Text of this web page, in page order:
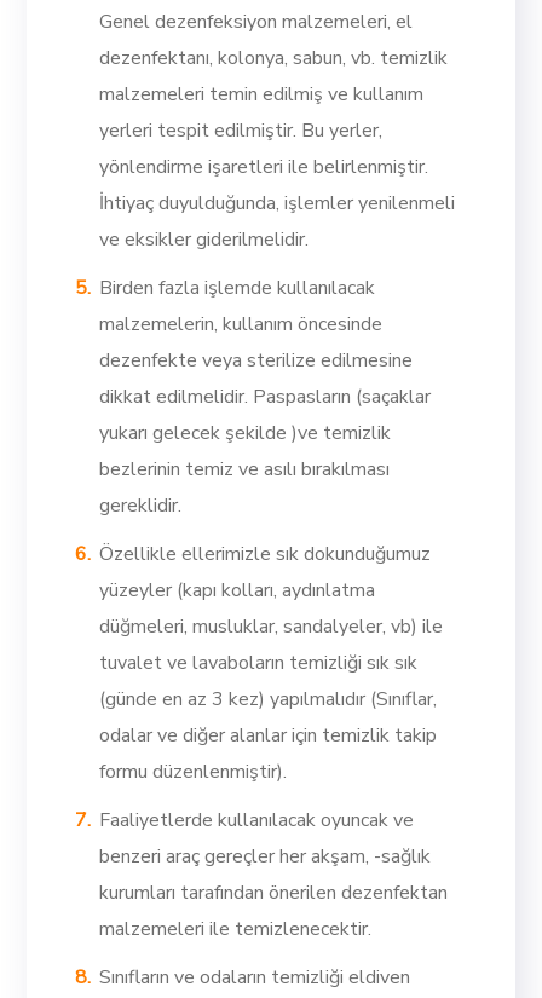
Genel dezenfeksiyon malzemeleri, el
dezenfektanı, kolonya, sabun, vb. temizlik
malzemeleri temin edilmiş ve kullanım
yerleri tespit edilmiştir. Bu yerler,
yönlendirme işaretleri ile belirlenmiştir.
İhtiyaç duyulduğunda, işlemler yenilenmeli
ve eksikler giderilmelidir.
Birden fazla işlemde kullanılacak
malzemelerin, kullanım öncesinde
dezenfekte veya sterilize edilmesine
dikkat edilmelidir. Paspasların (saçaklar
yukarı gelecek şekilde )ve temizlik
bezlerinin temiz ve asılı bırakılması
gereklidir.
Özellikle ellerimizle sık dokunduğumuz
yüzeyler (kapı kolları, aydınlatma
düğmeleri, musluklar, sandalyeler, vb) ile
tuvalet ve lavaboların temizliği sık sık
(günde en az 3 kez) yapılmalıdır (Sınıflar,
odalar ve diğer alanlar için temizlik takip
formu düzenlenmiştir).
Faaliyetlerde kullanılacak oyuncak ve
benzeri araç gereçler her akşam, -sağlık
kurumları tarafından önerilen dezenfektan
malzemeleri ile temizlenecektir.
Sınıfların ve odaların temizliği eldiven